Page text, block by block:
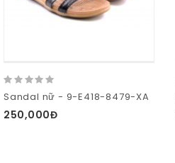
Sandal nữ - 9-E418-8479-XA
250,000Đ